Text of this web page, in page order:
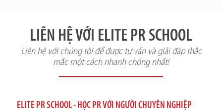
LIÊN HỆ VỚI ELITE PR SCHOOL
Liên hệ với chúng tôi để được tư vấn và giải đáp thắc
mắc một cách nhanh chóng nhất!
ELITE PR SCHOOL - HỌC PR VỚI NGƯỜI CHUYÊN NGHIỆP